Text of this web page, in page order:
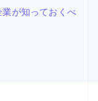
が知っておくべ